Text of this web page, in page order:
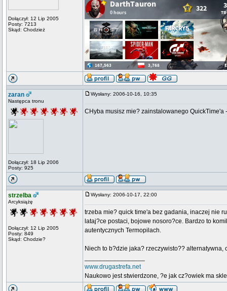
Dołączył: 12 Lip 2005
Posty: 7213
Skąd: Chodzież
zaran
Następca tronu
Dołączył: 18 Lip 2006
Posty: 925
Wysłany: 2006-10-16, 10:35
CHyba musisz mie? zainstalowanego
strzelba
Arcyksiążę
Dołączył: 12 Lip 2005
Posty: 849
Skąd: Chodzie?
Wysłany: 2006-10-17, 22:00
trzeba mie? quick time'a bez gadania, inaczej nie
lataj?ce postaci, bojowe nosoro?ce. Bardzo to
autentycznych Termopilach.
Niech to b?dzie jaka? rzeczywisto??
www.drugastrefa.net
Naukowo jest stwierdzone, ?e jak cz?owiek ma